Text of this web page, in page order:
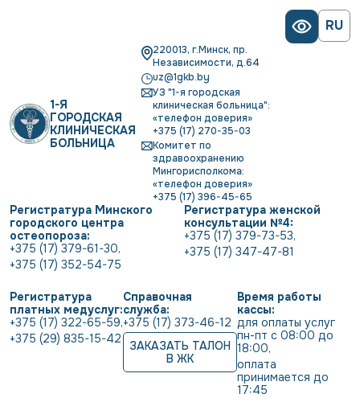
RU
1-Я
ГОРОДСКАЯ
КЛИНИЧЕСКАЯ
БОЛЬНИЦА
220013, г.Минск, пр.
Независимости, д.64
uz@1gkb.by
УЗ "1-я городская
клиническая больница":
«телефон доверия»
+375 (17) 270-35-03
Комитет по
здравоохранению
Мингорисполкома:
«телефон доверия»
+375 (17) 396-45-65
Регистратура Минского
городского центра
остеопороза:
+375 (17) 379-61-30,
+375 (17) 352-54-75
Регистратура женской
консультации №4:
+375 (17) 379-73-53,
+375 (17) 347-47-81
Регистратура
платных медуслуг:
+375 (17) 322-65-59,
+375 (29) 835-15-42
Справочная
служба:
+375 (17) 373-46-12
ЗАКАЗАТЬ ТАЛОН
В ЖК
Время работы
кассы:
для оплаты услуг
пн-пт с 08:00 до
18:00,
оплата
принимается до
17:45